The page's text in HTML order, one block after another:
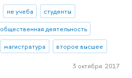
не учеба
студенты
общественная деятельность
магистратура второе высшее
3 октября 2017